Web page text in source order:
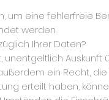
um eine fehlerfreie
werden.
Ihrer Daten?
unentgeltlich
ein Recht,
erteilt haben,